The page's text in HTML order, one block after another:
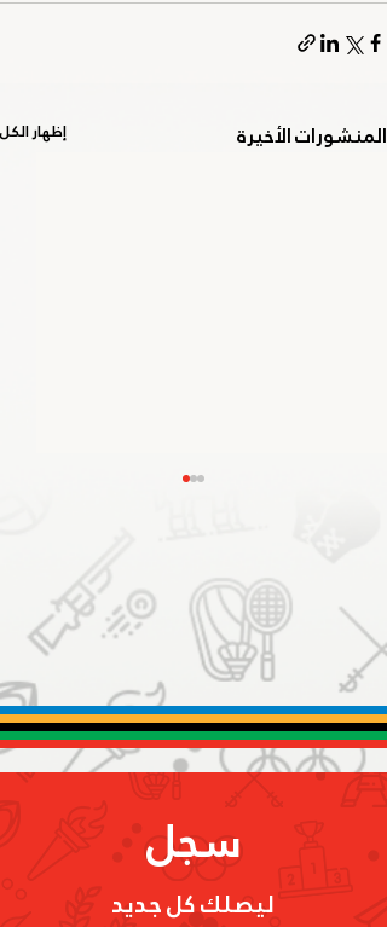
المنشورات الأخيرة إظهار الكل
اللجنة الأولمبية الإماراتية
تستعرض سبل دعم الاتحادات
الرياضية قبل خوض المحافل
المقبلة
سجل
ليصلك كل جديد